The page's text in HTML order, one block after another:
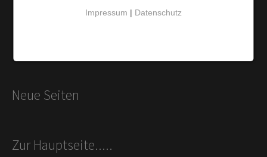
Inhaltsverzeichnis
Neue Seiten
Zur Hauptseite.....
Impressum | Datenschutz